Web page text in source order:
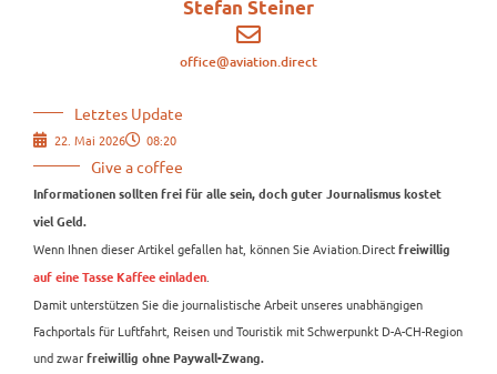
Stefan Steiner
office@aviation.direct
Letztes Update
22. Mai 2026 08:20
Give a coffee
Informationen sollten frei für alle sein, doch guter Journalismus kostet
viel Geld.
Wenn Ihnen dieser Artikel gefallen hat, können Sie Aviation.Direct freiwillig
auf eine Tasse Kaffee einladen
Damit unterstützen Sie die journalistische Arbeit unseres unabhängigen
Fachportals für Luftfahrt, Reisen und Touristik mit Schwerpunkt D-A-CH-Region
und zwar freiwillig ohne Paywall-Zwang.